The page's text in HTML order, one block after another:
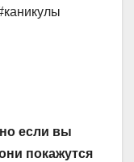
если вы
покажутся